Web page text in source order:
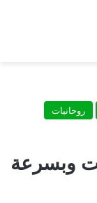
روحانيات
وبسرعة